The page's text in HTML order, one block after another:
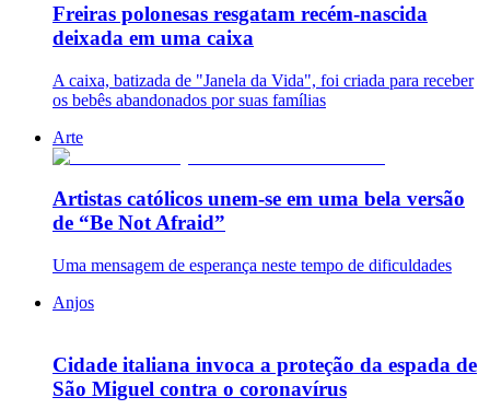
Freiras polonesas resgatam recém-nascida
deixada em uma caixa
A caixa, batizada de "Janela da Vida", foi criada para receber
os bebês abandonados por suas famílias
Arte
Artistas católicos unem-se em uma bela versão
de “Be Not Afraid”
Uma mensagem de esperança neste tempo de dificuldades
Anjos
Cidade italiana invoca a proteção da espada de
São Miguel contra o coronavírus